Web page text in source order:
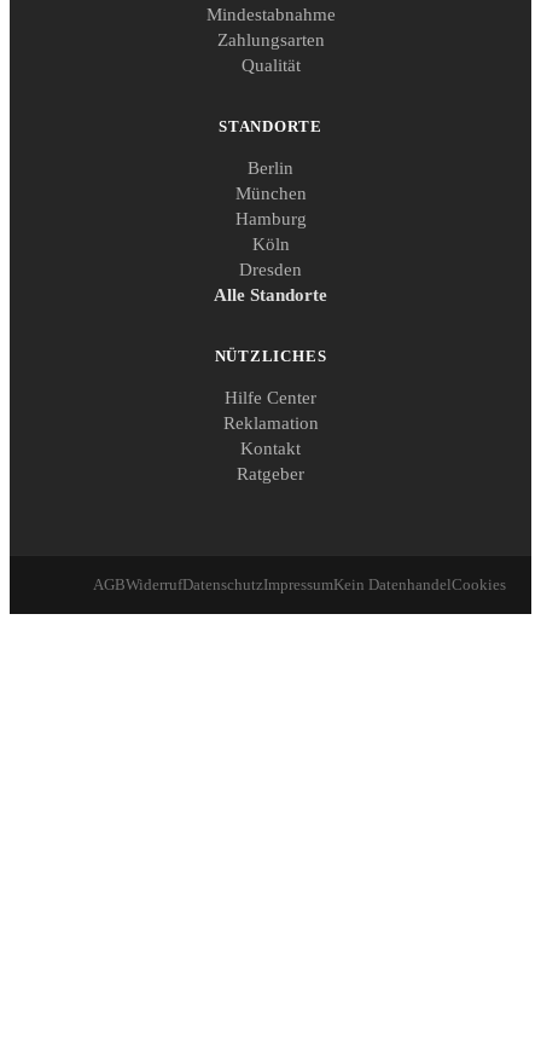
Mindestabnahme
Zahlungsarten
Qualität
STANDORTE
Berlin
München
Hamburg
Köln
Dresden
Alle Standorte
NÜTZLICHES
Hilfe Center
Reklamation
Kontakt
Ratgeber
AGBWiderrufDatenschutzImpressumKein DatenhandelCookies